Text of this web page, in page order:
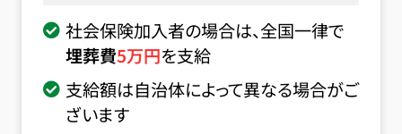
社会保険加入者の場合は、全国一律で
埋葬費5万円を支給
支給額は自治体によって異なる場合がご
ざいます